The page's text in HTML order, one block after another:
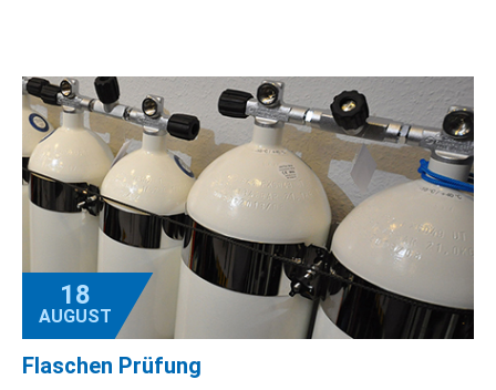
18
AUGUST
Flaschen Prüfung